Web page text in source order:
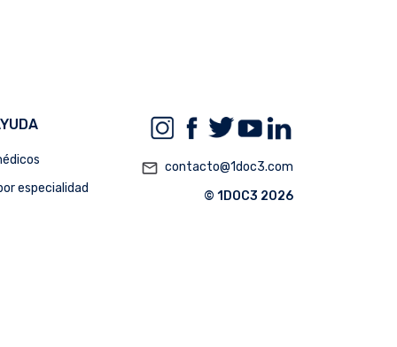
especialidad
mail_outline contacto@1doc3.com
© 1DOC3 2026